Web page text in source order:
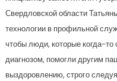
Свердловской области
технологии в профильной
чтобы люди, которые когда-то
диагнозом, помогли другим
выздоровлению, строго